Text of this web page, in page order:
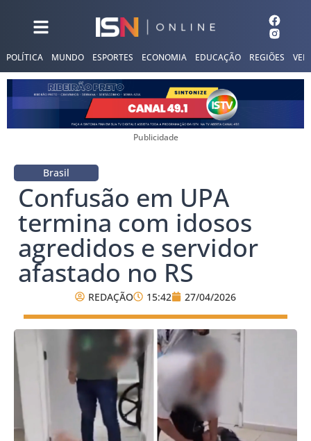
POLÍTICA MUNDO ESPORTES ECONOMIA EDUCAÇÃO REGIÕES
Publicidade
Brasil
Confusão em UPA
termina com idosos
agredidos e servidor
afastado no RS
REDAÇÃO 15:42 27/04/2026